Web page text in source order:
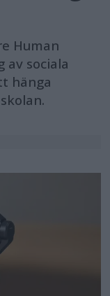
Human
av sociala
hänga